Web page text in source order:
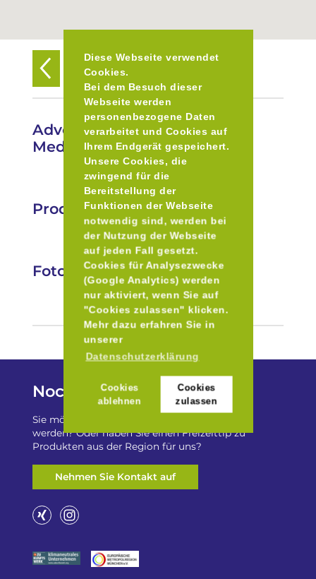
Diese Webseite verwendet
Cookies.
Bei dem Besuch dieser
Webseite werden
personenbezogene Daten
verarbeitet und Cookies auf
Ihrem Endgerät gespeichert.
Unsere Cookies, die
zwingend für die
Bereitstellung der
Funktionen der Webseite
notwendig sind, werden bei
der Nutzung der Webseite
auf jeden Fall gesetzt.
Cookies für Analysezwecke
(Google Analytics) werden
nur aktiviert, wenn Sie auf
"Cookies zulassen" klicken.
Mehr dazu erfahren Sie in
unserer
Datenschutzerklärung
Cookies
ablehnen
Cookies
zulassen
Zurück zur Übersicht
Adventsmarkt Kloster Maria
Medingen
Produkte
Fotos
Noch Fragen?
Sie möchten auf „Besser Regional“ gelistet
werden? Oder haben Sie einen Freizeittip zu
Produkten aus der Region für uns?
Nehmen Sie Kontakt auf